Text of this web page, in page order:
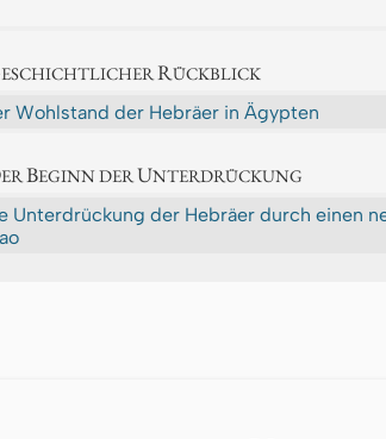
ESCHICHTLICHERRÜCKBLICK
Wohlstand der Hebräer in Ägypten
ERBEGINN DERUNTERDRÜCKUNG
Unterdrückung der Hebräer durch einen